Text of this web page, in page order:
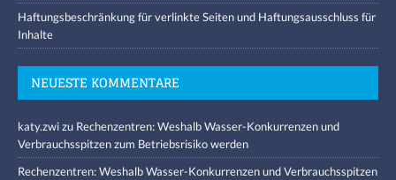
Haftungsbeschränkung für verlinkte Seiten und Haftungsausschluss für
Inhalte
NEUESTE KOMMENTARE
katy.zwizu Rechenzentren: Weshalb Wasser-Konkurrenzen und
Verbrauchsspitzen zum Betriebsrisiko werden
Rechenzentren: Weshalb Wasser-Konkurrenzen und Verbrauchsspitzen